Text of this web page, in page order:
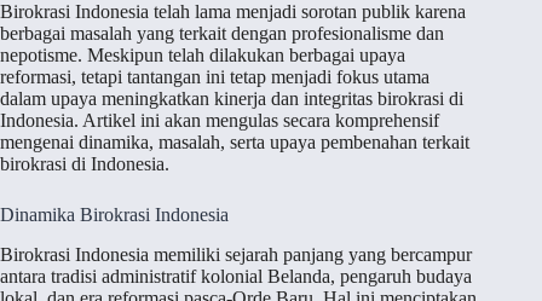
Birokrasi Indonesia telah lama menjadi sorotan publik karena
berbagai masalah yang terkait dengan profesionalisme dan
nepotisme. Meskipun telah dilakukan berbagai upaya
reformasi, tetapi tantangan ini tetap menjadi fokus utama
dalam upaya meningkatkan kinerja dan integritas birokrasi di
Indonesia. Artikel ini akan mengulas secara komprehensif
mengenai dinamika, masalah, serta upaya pembenahan terkait
birokrasi di Indonesia.
Dinamika Birokrasi Indonesia
Birokrasi Indonesia memiliki sejarah panjang yang bercampur
antara tradisi administratif kolonial Belanda, pengaruh budaya